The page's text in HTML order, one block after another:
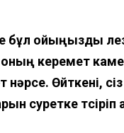
бұл ойыңызды
оның керемет
нәрсе. Өйткені,
суретке